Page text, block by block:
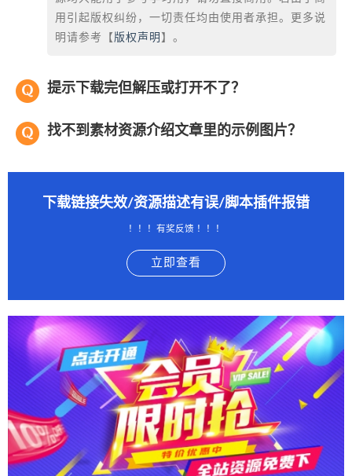
用引起版权纠纷，一切责任均由使用者承担。更多说
明请参考【 版权声明 】。
提示下载完但解压或打开不了？
找不到素材资源介绍文章里的示例图片？
下载链接失效/资源描述有误/脚本插件报错
！！！有奖反馈 ！！！
立即查看